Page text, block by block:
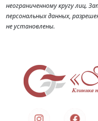
неограниченному кругу лиц.
персональных данных,
не установлены.